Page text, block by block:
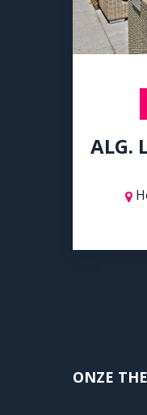
ALG.
ONZE